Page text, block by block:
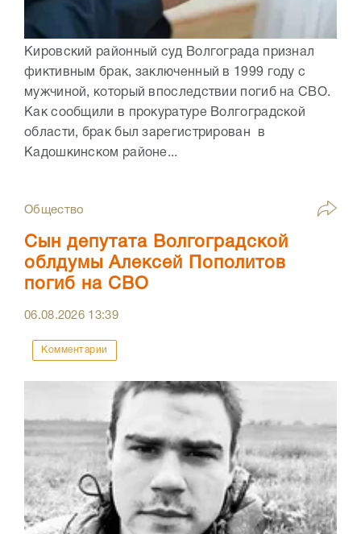
Кировский районный суд Волгограда признал
фиктивным брак, заключенный в 1999 году с
мужчиной, который впоследствии погиб на СВО.
Как сообщили в прокуратуре Волгоградской
области, брак был зарегистрирован в
Кадошкинском районе...
Общество
Сын депутата Волгоградской
облдумы Алексей Пополитов
погиб на СВО
06.08.2026 13:39
Комментарии